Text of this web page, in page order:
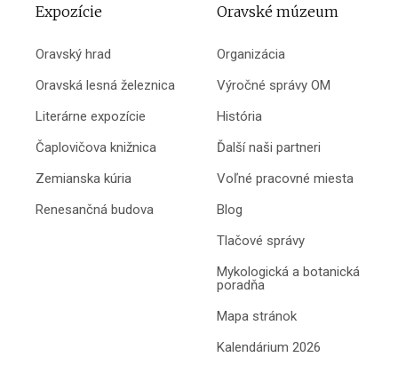
Expozície
Oravský hrad
Oravská lesná železnica
Literárne expozície
Čaplovičova knižnica
Zemianska kúria
Renesančná budova
Oravské múzeum
Organizácia
Výročné správy OM
História
Ďalší naši partneri
Voľné pracovné miesta
Blog
Tlačové správy
Mykologická a botanická
poradňa
Mapa stránok
Kalendárium 2026